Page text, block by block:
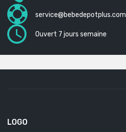
service@bebedepotplus.com
Ouvert 7 jours semaine
LOGO